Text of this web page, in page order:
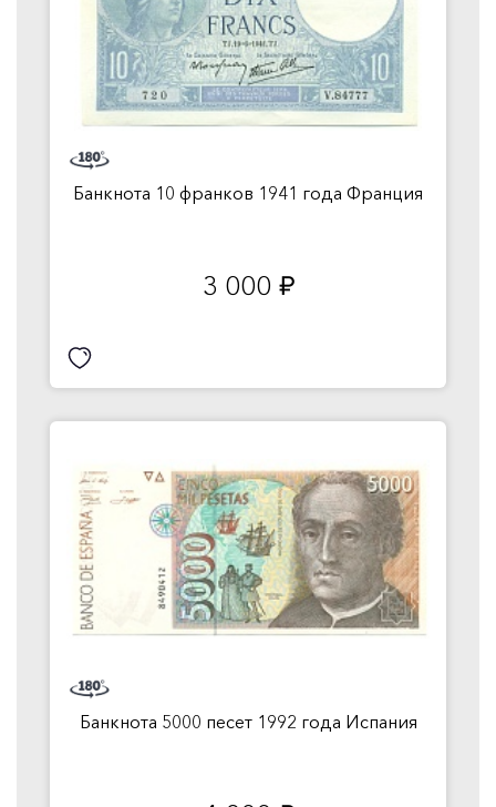
Банкнота 10 франков 1941 года Франция
3 000 руб.
Банкнота 5000 песет 1992 года Испания